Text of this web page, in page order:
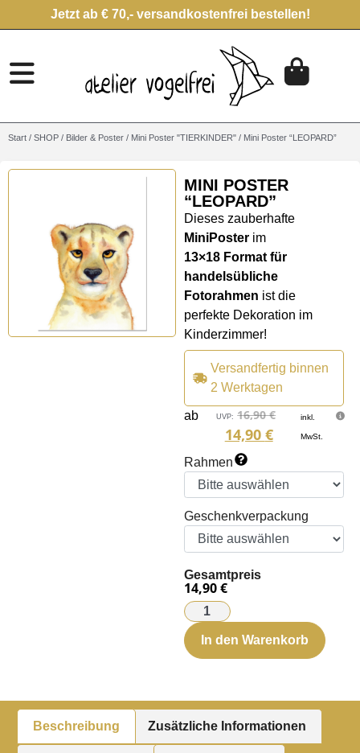
Jetzt ab € 70,- versandkostenfrei bestellen!
Start / SHOP / Bilder & Poster / Mini Poster "TIERKINDER" / Mini Poster “LEOPARD”
MINI POSTER
“LEOPARD”
Dieses zauberhafte
MiniPosterim
13×18 Format für
handelsübliche
Fotorahmen ist die
perfekte Dekoration im
Kinderzimmer!
Versandfertig binnen
2 Werktagen
ab UVP: 16,90€
14,90 €
inkl.
MwSt.
Rahmen
Geschenkverpackung
Gesamtpreis
14,90 €
In den Warenkorb
Beschreibung Zusätzliche Informationen